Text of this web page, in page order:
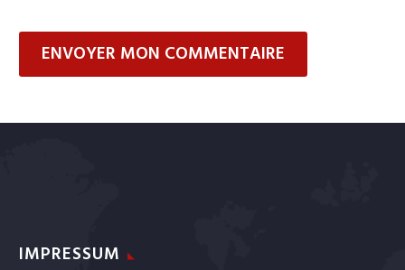
ENVOYER MON COMMENTAIRE
IMPRESSUM